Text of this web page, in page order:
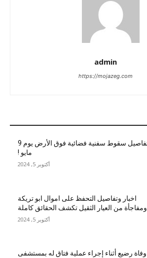
admin
https://mojazeg.com
تفاصيل سقوط سفنية فضائية فوق الأرض يوم 9
مايو !
أكتوبر 5, 2024
اخبار وتفاصيل التحفظ على اموال ابو تريكة
ومفاجأة من العيار الثقيل تكشف الحقائق كاملة
أكتوبر 5, 2024
وفاة رضيع أثناء إجراء عملية فتاق له بمستشفى